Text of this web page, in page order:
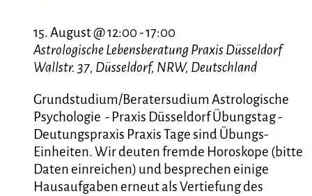
15. August @ 12:00-17:00
Astrologische Lebensberatung Praxis Düsseldorf
Wallstr. 37, Düsseldorf, NRW, Deutschland
Grundstudium/Beratersudium Astrologische
Psychologie - Praxis Düsseldorf Übungstag -
Deutungspraxis Praxis Tage sind Übungs-
Einheiten. Wir deuten fremde Horoskope (bitte
Daten einreichen) und besprechen einige
Hausaufgaben erneut als Vertiefung des